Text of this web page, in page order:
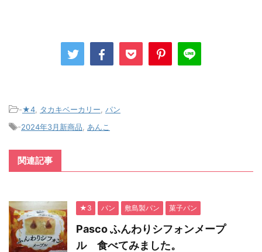
-★4 タカキベーカリー パン
-2024年3月新商品 あんこ
関連記事
★3 パン 敷島製パン 菓子パン
Pasco ふんわりシフォンメープ
ル 食べてみました。